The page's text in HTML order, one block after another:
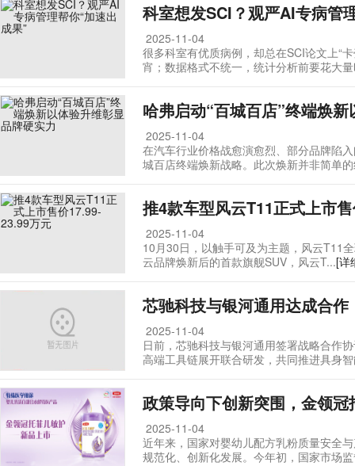
科室想发SCI？观严AI专病管
2025-11-04
很多科室有优质病例，却总在SCI论文上“
宵；数据格式不统一，统计分析前要花大
哈弗启动“百城百店”终端焕
2025-11-04
在汽车行业价格战愈演愈烈、部分品牌陷
城百店终端焕新战略。此次焕新并非简单
推4款车型风云T11正式上市
2025-11-04
10月30日，以触手可及为主题，风云T11
云品牌焕新后的首款旗舰SUV，风云T...[详
芯驰科技与银河通用达成合
2025-11-04
日前，芯驰科技与银河通用签署战略合作
高端工具链展开联合研发，共同推进具身
政策导向下创新突围，金领
2025-11-04
近年来，国家对婴幼儿配方乳粉质量安全
规范化、创新化发展。今年初，国家市场